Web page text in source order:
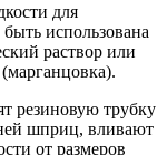
для
использована
раствор или
резиновую трубку
шприц, вливают
от размеров